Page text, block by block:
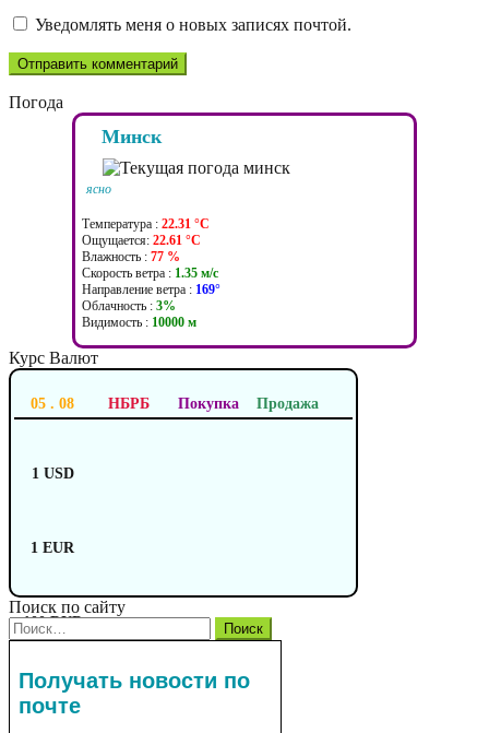
Уведомлять меня о новых записях почтой.
Погода
Минск
ясно
Температура : 22.31 °C
Ощущается: 22.61 °C
Влажность : 77 %
Скорость ветра : 1.35 м/c
Направление ветра : 169°
Облачность : 3%
Видимость : 10000 м
Курс Валют
05 . 08 НБРБ Покупка Продажа
1 USD
1 EUR
100 RUB
Поиск по сайту
Найти:
Получать новости по
почте